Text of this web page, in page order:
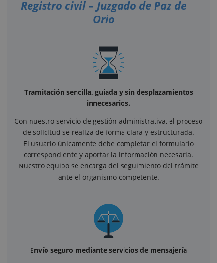
Registro civil – Juzgado de Paz de
Orio
Tramitación sencilla, guiada y sin desplazamientos
innecesarios.
Con nuestro servicio de gestión administrativa, el proceso
de solicitud se realiza de forma clara y estructurada.
El usuario únicamente debe completar el formulario
correspondiente y aportar la información necesaria.
Nuestro equipo se encarga del seguimiento del trámite
ante el organismo competente.
Envío seguro mediante servicios de mensajería